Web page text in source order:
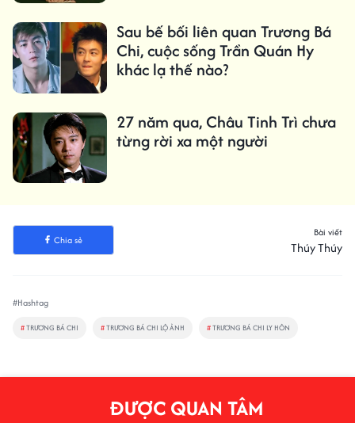
Sau bế bối liên quan Trương Bá
Chi, cuộc sống Trần Quán Hy
khác lạ thế nào?
27 năm qua, Châu Tinh Trì chưa
từng rời xa một người
Chia sẻ
Bài viết
Thúy Thúy
#Hashtag
#TRƯƠNG BÁ CHI #TRƯƠNG BÁ CHI LỘ ẢNH #TRƯƠNG BÁ CHI LY HÔN
ĐƯỢC QUAN TÂM